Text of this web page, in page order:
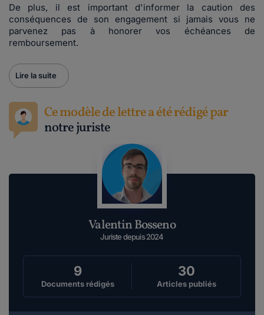
De plus, il est important d'informer la caution des
conséquences de son engagement si jamais vous ne
parvenez pas à honorer vos échéances de
remboursement.
Lire la suite
Ce modèle de lettre a été rédigé par
notre juriste
Valentin Bosseno
Juriste depuis 2024
9
Documents rédigés
30
Articles publiés